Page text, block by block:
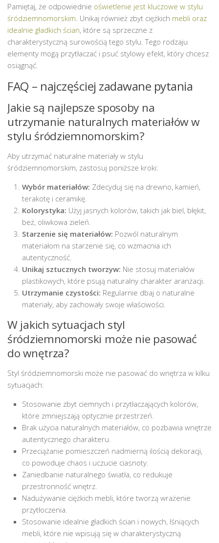
Pamiętaj, że odpowiednie oświetlenie jest kluczowe w stylu
śródziemnomorskim . Unikaj również zbyt ciężkich mebli oraz
idealnie gładkich ścian, które są sprzeczne z
charakterystyczną surowością tego stylu. Tego rodzaju
elementy mogą przytłaczać i psuć stylowy efekt, który chcesz
osiągnąć.
FAQ – najczęściej zadawane pytania
Jakie są najlepsze sposoby na
utrzymanie naturalnych materiałów w
stylu śródziemnomorskim?
Aby utrzymać naturalne materiały w stylu
śródziemnomorskim, zastosuj poniższe kroki:
Wybór materiałów: Zdecyduj się na drewno, kamień,
terakotę i ceramikę.
Kolorystyka: Użyj jasnych kolorów, takich jak biel, błękit,
beż, oliwkowa zieleń.
Starzenie się materiałów: Pozwól naturalnym
materiałom na starzenie się, co wzmacnia ich
autentyczność.
Unikaj sztucznych tworzyw: Nie stosuj materiałów
plastikowych, które psują naturalny charakter aranżacji.
Utrzymanie czystości: Regularnie dbaj o naturalne
materiały, aby zachowały swoje właściwości.
W jakich sytuacjach styl
śródziemnomorski może nie pasować
do wnętrza?
Styl śródziemnomorski może nie pasować do wnętrza w kilku
sytuacjach:
Stosowanie zbyt ciemnych i przytłaczających kolorów,
które zmniejszają optycznie przestrzeń.
Brak użycia naturalnych materiałów, co pozbawia wnętrze
autentycznego charakteru.
Przeciążanie pomieszczeń nadmierną ilością dekoracji,
co powoduje chaos i uczucie ciasnoty.
Zaniedbanie naturalnego światła, co redukuje
przestronność wnętrz.
Nadużywanie ciężkich mebli, które tworzą wrażenie
przytłoczenia.
Stosowanie idealnie gładkich ścian i nowych, lśniących
mebli, które nie wpisują się w charakterystyczną